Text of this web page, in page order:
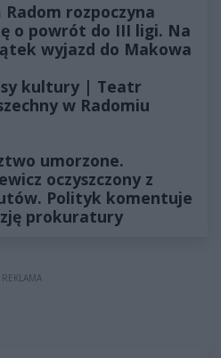
Radom rozpoczyna
o powrót do III ligi. Na
wyjazd do Makowa
kultury | Teatr
w Radomiu
umorzone.
oczyszczony z
Polityk komentuje
prokuratury
REKLAMA